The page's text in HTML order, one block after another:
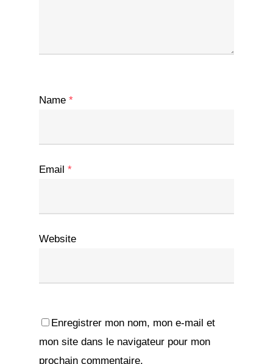
Name *
Email *
Website
Enregistrer mon nom, mon e-mail et
mon site dans le navigateur pour mon
prochain commentaire.